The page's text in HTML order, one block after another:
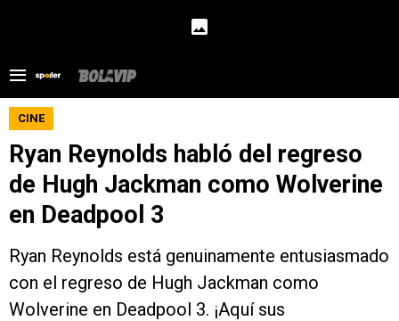
CINE
Ryan Reynolds habló del regreso
de Hugh Jackman como Wolverine
en Deadpool 3
Ryan Reynolds está genuinamente entusiasmado
con el regreso de Hugh Jackman como
Wolverine en Deadpool 3. ¡Aquí sus